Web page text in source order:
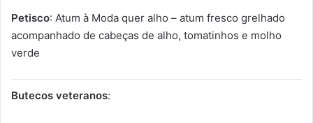
Petisco: Atum à Moda quer alho – atum fresco grelhado
acompanhado de cabeças de alho, tomatinhos e molho
verde
Butecos veteranos: